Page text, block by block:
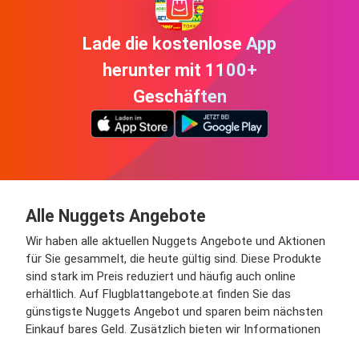
Lade die kostenlose App
herunter mit 1100+
Geschäften
Alle Nuggets Angebote
Wir haben alle aktuellen Nuggets Angebote und Aktionen
für Sie gesammelt, die heute gültig sind. Diese Produkte
sind stark im Preis reduziert und häufig auch online
erhältlich. Auf Flugblattangebote.at finden Sie das
günstigste Nuggets Angebot und sparen beim nächsten
Einkauf bares Geld. Zusätzlich bieten wir Informationen